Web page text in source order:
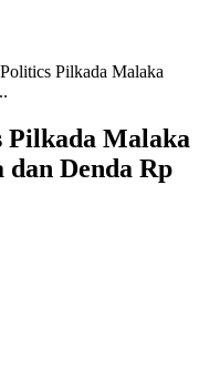
Pilkada Malaka
Pilkada Malaka
Denda Rp